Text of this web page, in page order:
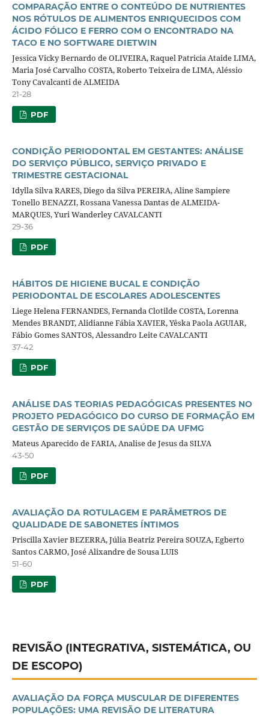
COMPARAÇÃO ENTRE O CONTEÚDO DE NUTRIENTES
NOS RÓTULOS DE ALIMENTOS ENRIQUECIDOS COM
ÁCIDO FÓLICO E FERRO COM O ENCONTRADO NA
TACO E NO SOFTWARE DIETWIN
Jessica Vicky Bernardo de OLIVEIRA, Raquel Patricia Ataide LIMA,
Maria José Carvalho COSTA, Roberto Teixeira de LIMA, Aléssio
Tony Cavalcanti de ALMEIDA
21-28
PDF
CONDIÇÃO PERIODONTAL EM GESTANTES: ANÁLISE
DO SERVIÇO PÚBLICO, SERVIÇO PRIVADO E
TRIMESTRE GESTACIONAL
Idylla Silva RARES, Diego da Silva PEREIRA, Aline Sampiere
Tonello BENAZZI, Rossana Vanessa Dantas de ALMEIDA-
MARQUES, Yuri Wanderley CAVALCANTI
29-36
PDF
HÁBITOS DE HIGIENE BUCAL E CONDIÇÃO
PERIODONTAL DE ESCOLARES ADOLESCENTES
Liege Helena FERNANDES, Fernanda Clotilde COSTA, Lorenna
Mendes BRANDT, Alidianne Fábia XAVIER, Yêska Paola AGUIAR,
Fábio Gomes SANTOS, Alessandro Leite CAVALCANTI
37-42
PDF
ANÁLISE DAS TEORIAS PEDAGÓGICAS PRESENTES NO
PROJETO PEDAGÓGICO DO CURSO DE FORMAÇÃO EM
GESTÃO DE SERVIÇOS DE SAÚDE DA UFMG
Mateus Aparecido de FARIA, Analise de Jesus da SILVA
43-50
PDF
AVALIAÇÃO DA ROTULAGEM E PARÂMETROS DE
QUALIDADE DE SABONETES ÍNTIMOS
Priscilla Xavier BEZERRA, Júlia Beatriz Pereira SOUZA, Egberto
Santos CARMO, José Alixandre de Sousa LUIS
51-60
PDF
REVISÃO (INTEGRATIVA, SISTEMÁTICA, OU
DE ESCOPO)
AVALIAÇÃO DA FORÇA MUSCULAR DE DIFERENTES
POPULAÇÕES: UMA REVISÃO DE LITERATURA